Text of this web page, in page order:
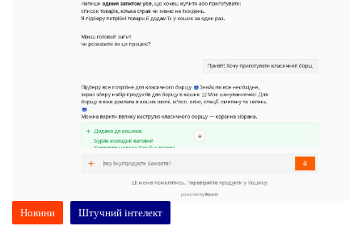
Новини Штучний інтелект